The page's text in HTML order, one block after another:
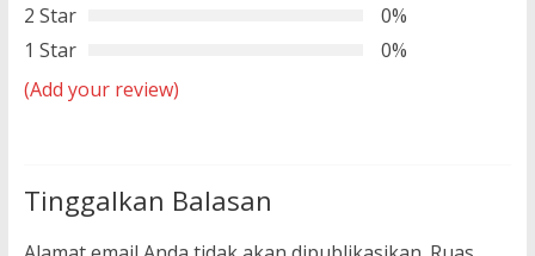
2 Star
0%
1 Star
0%
(Add your review)
Tinggalkan Balasan